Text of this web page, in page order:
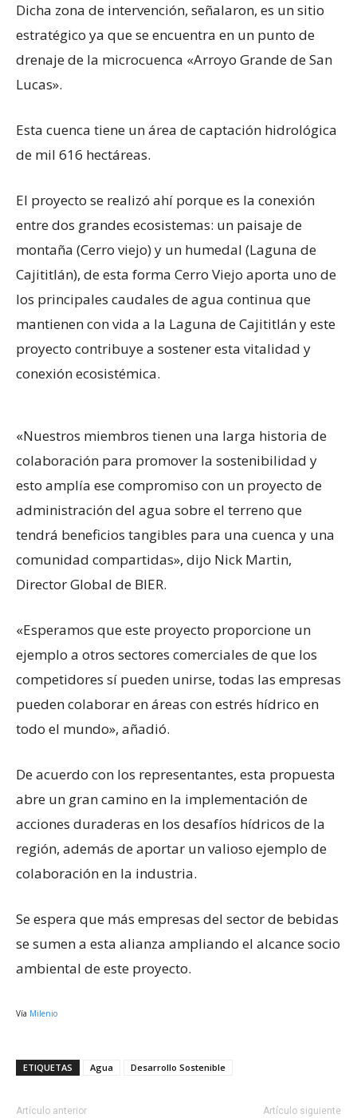
Dicha zona de intervención, señalaron, es un sitio
estratégico ya que se encuentra en un punto de
drenaje de la microcuenca «Arroyo Grande de San
Lucas».
Esta cuenca tiene un área de captación hidrológica
de mil 616 hectáreas.
El proyecto se realizó ahí porque es la conexión
entre dos grandes ecosistemas: un paisaje de
montaña (Cerro viejo) y un humedal (Laguna de
Cajititlán), de esta forma Cerro Viejo aporta uno de
los principales caudales de agua continua que
mantienen con vida a la Laguna de Cajititlán y este
proyecto contribuye a sostener esta vitalidad y
conexión ecosistémica.
«Nuestros miembros tienen una larga historia de
colaboración para promover la sostenibilidad y
esto amplía ese compromiso con un proyecto de
administración del agua sobre el terreno que
tendrá beneficios tangibles para una cuenca y una
comunidad compartidas», dijo Nick Martin,
Director Global de BIER.
«Esperamos que este proyecto proporcione un
ejemplo a otros sectores comerciales de que los
competidores sí pueden unirse, todas las empresas
pueden colaborar en áreas con estrés hídrico en
todo el mundo», añadió.
De acuerdo con los representantes, esta propuesta
abre un gran camino en la implementación de
acciones duraderas en los desafíos hídricos de la
región, además de aportar un valioso ejemplo de
colaboración en la industria.
Se espera que más empresas del sector de bebidas
se sumen a esta alianza ampliando el alcance socio
ambiental de este proyecto.
Vía Milenio
ETIQUETAS Agua Desarrollo Sostenible
Artículo anterior Artículo siguiente